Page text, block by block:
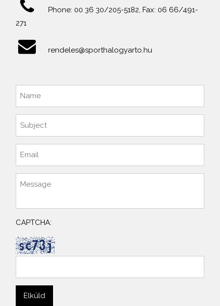
Phone: 00 36 30/205-5182, Fax: 06 66/491-
271
rendeles@sporthalogyarto.hu
CAPTCHA: